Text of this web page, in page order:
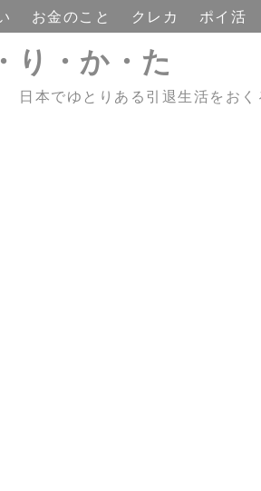
お金のこと クレカ ポイ活
り・か・た
本でゆとりある引退生活をおく